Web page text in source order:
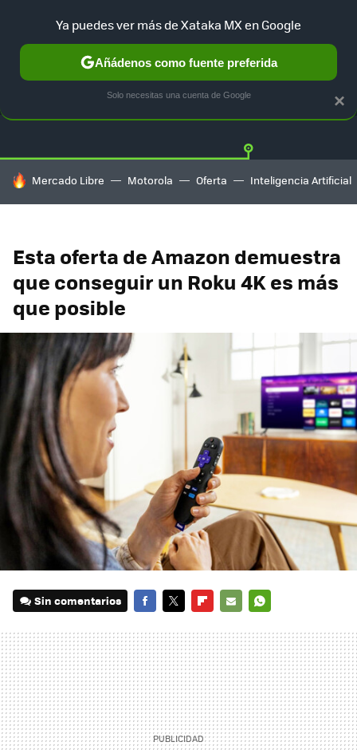
GUÍA DE COMPRAS MERCADO LIBRE
HOY SE HABLA DE
Mercado Libre Motorola Oferta Inteligencia Artificial
Esta oferta de Amazon demuestra
que conseguir un Roku 4K es más
que posible
Sin comentarios
MAIL
×
Ya puedes ver más de Xataka MX en Google
Añádenos como fuente preferida
Solo necesitas una cuenta de Google